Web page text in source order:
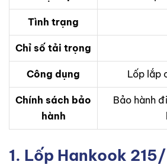
Tình trạng
Chỉ số tải trọng
Công dụng Lốp lắp
Chính sách bảo
hành
Bảo hành
1. Lốp Hankook